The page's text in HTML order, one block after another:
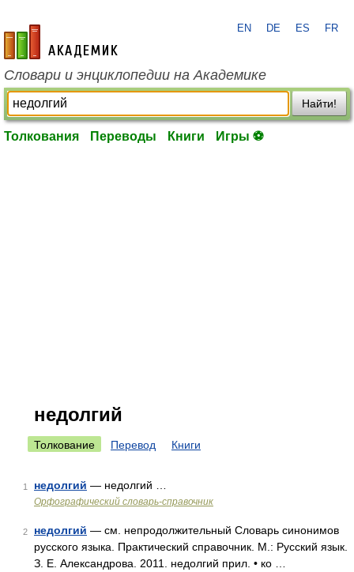
academic.ru
EN DE ES FR
Словари и энциклопедии на Академике
Найти!
Толкования Переводы Книги Игры ⚽
недолгий
Толкование Перевод Книги
1 недолгий — недолгий …
Орфографический словарь-справочник
2 недолгий — см. непродолжительный Словарь синонимов
русского языка. Практический справочник. М.: Русский язык.
З. Е. Александрова. 2011. недолгий прил. • ко …